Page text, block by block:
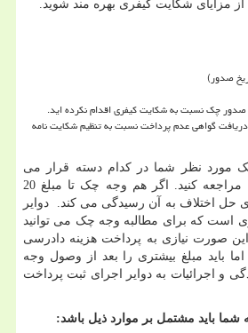
از مزایای شکایت کیفری بهره مند شوید.
صدور)
چک نسبت به شکایت کیفری اقدام نکرده اید.
گواهی عدم پرداخت نسبت به تنظیم شکایت نامه
چک مورد نظر شما در کدام دسته قرار می
گیرد باید به دادگاه صالح مراجعه کنید. اگر هم وجه چک تا مبلغ 20
حل اختلاف به آن رسیدگی می کند. دوایر
است که برای مطالبه وجه چک می توانید
این صورت نیازی به پرداخت هزینه دادرسی
باید مبلغ بیشتری را بعد از وصول وجه
و اجرائیات به دوایر اجرای ثبت پرداخت
شما باید مشتمل بر موارد ذیل باشد: